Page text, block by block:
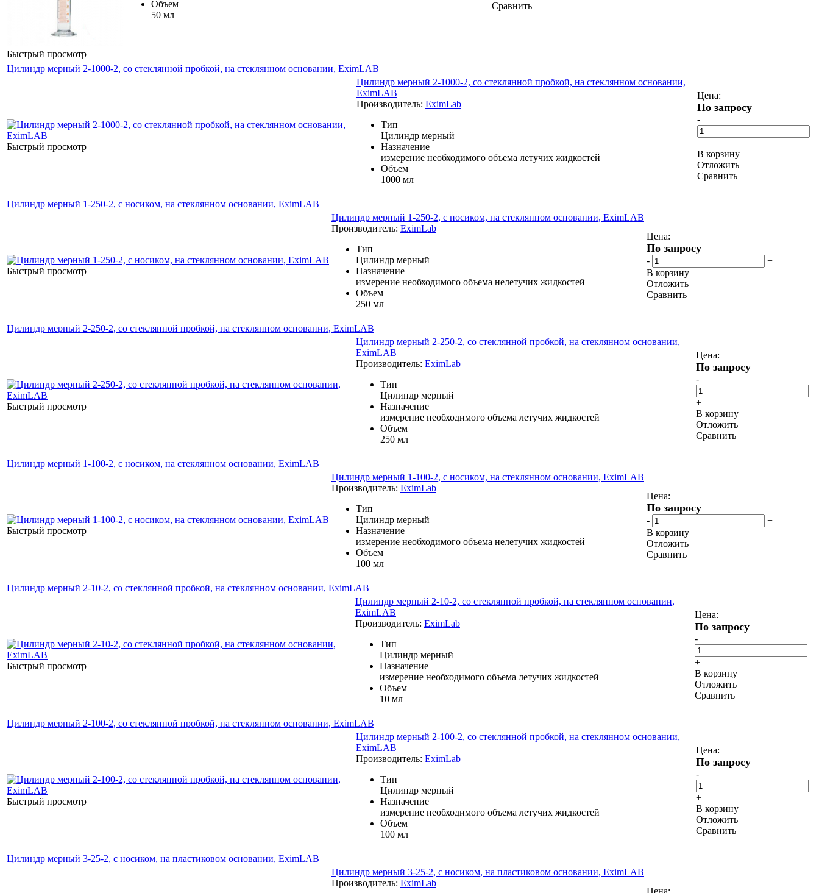
Быстрый просмотр
Объем
50 мл
Сравнить
Цилиндр мерный 2-1000-2, со стеклянной пробкой, на стеклянном основании, EximLAB
Быстрый просмотр
Цилиндр мерный 2-1000-2, со стеклянной пробкой, на стеклянном основании,
EximLAB
Производитель: EximLab
Тип
Цилиндр мерный
Назначение
измерение необходимого объема летучих жидкостей
Объем
1000 мл
Цена:
По запросу
-
+
В корзину
Отложить
Сравнить
Цилиндр мерный 1-250-2, с носиком, на стеклянном основании, EximLAB
Быстрый просмотр
Цилиндр мерный 1-250-2, с носиком, на стеклянном основании, EximLAB
Производитель: EximLab
Тип
Цилиндр мерный
Назначение
измерение необходимого объема нелетучих жидкостей
Объем
250 мл
Цена:
По запросу
-
+
В корзину
Отложить
Сравнить
Цилиндр мерный 2-250-2, со стеклянной пробкой, на стеклянном основании, EximLAB
Быстрый просмотр
Цилиндр мерный 2-250-2, со стеклянной пробкой, на стеклянном основании,
EximLAB
Производитель: EximLab
Тип
Цилиндр мерный
Назначение
измерение необходимого объема летучих жидкостей
Объем
250 мл
Цена:
По запросу
-
+
В корзину
Отложить
Сравнить
Цилиндр мерный 1-100-2, с носиком, на стеклянном основании, EximLAB
Быстрый просмотр
Цилиндр мерный 1-100-2, с носиком, на стеклянном основании, EximLAB
Производитель: EximLab
Тип
Цилиндр мерный
Назначение
измерение необходимого объема нелетучих жидкостей
Объем
100 мл
Цена:
По запросу
-
+
В корзину
Отложить
Сравнить
Цилиндр мерный 2-10-2, со стеклянной пробкой, на стеклянном основании, EximLAB
Быстрый просмотр
Цилиндр мерный 2-10-2, со стеклянной пробкой, на стеклянном основании,
EximLAB
Производитель: EximLab
Тип
Цилиндр мерный
Назначение
измерение необходимого объема летучих жидкостей
Объем
10 мл
Цена:
По запросу
-
+
В корзину
Отложить
Сравнить
Цилиндр мерный 2-100-2, со стеклянной пробкой, на стеклянном основании, EximLAB
Быстрый просмотр
Цилиндр мерный 2-100-2, со стеклянной пробкой, на стеклянном основании,
EximLAB
Производитель: EximLab
Тип
Цилиндр мерный
Назначение
измерение необходимого объема летучих жидкостей
Объем
100 мл
Цена:
По запросу
-
+
В корзину
Отложить
Сравнить
Цилиндр мерный 3-25-2, с носиком, на пластиковом основании, EximLAB
Цилиндр мерный 3-25-2, с носиком, на пластиковом основании, EximLAB
Производитель: EximLab
Цена: